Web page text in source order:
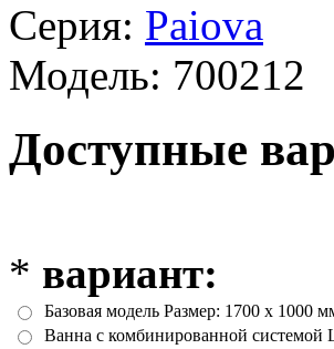
Серия: Paiova
Модель: 700212
Доступные
* вариант:
Базовая модель Размер: 1700 x 1000
Ванна с комбинированной системой